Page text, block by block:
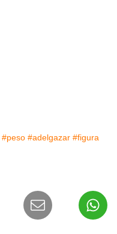
#peso #adelgazar #figura